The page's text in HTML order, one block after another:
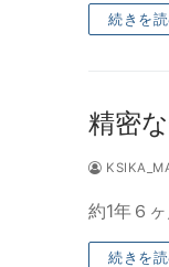
続きを
精密
約1年６
続きを